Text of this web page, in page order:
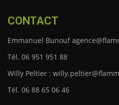
CONTACT
Emmanuel Bunouf
Tél. 06 951 951 88
Willy Peltier :
Tél. 06 88 65 06 46